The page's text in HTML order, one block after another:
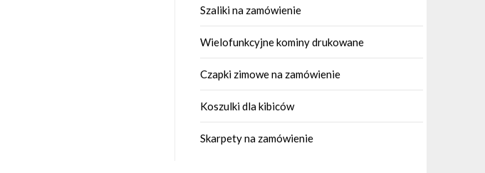
Szaliki na zamówienie
Wielofunkcyjne kominy drukowane
Czapki zimowe na zamówienie
Koszulki dla kibiców
Skarpety na zamówienie